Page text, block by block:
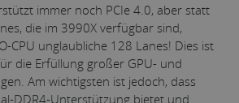
immer noch PCIe 4.0, aber statt
die im 3990X verfügbar sind,
CPU unglaubliche 128 Lanes! Dies ist
die Erfüllung großer GPU- und
Am wichtigsten ist jedoch, dass
DDR4-Unterstützung bietet und